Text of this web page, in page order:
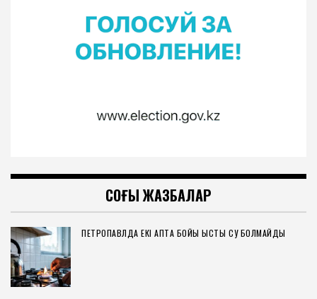
СОҢҒЫ ЖАЗБАЛАР
ПЕТРОПАВЛДА ЕКІ АПТА БОЙЫ ЫСТЫҚ СУ БОЛМАЙДЫ